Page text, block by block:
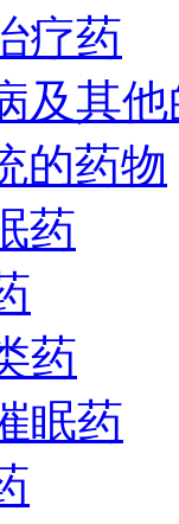
疗药
及其
的药物
药
药
眠药